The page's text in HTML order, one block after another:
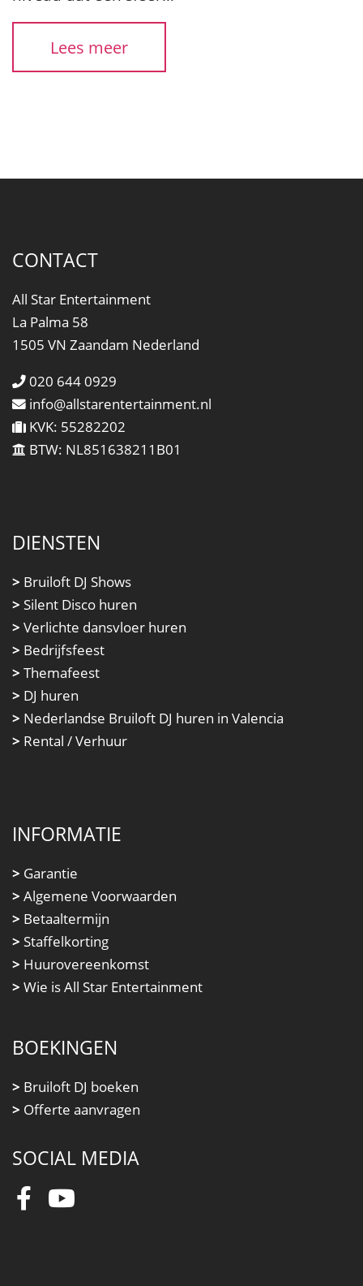
Lees meer
CONTACT
All Star Entertainment
La Palma 58
1505 VN Zaandam Nederland
020 644 0929
info@allstarentertainment.nl
KVK: 55282202
BTW: NL851638211B01
DIENSTEN
> Bruiloft DJ Shows
> Silent Disco huren
> Verlichte dansvloer huren
> Bedrijfsfeest
> Themafeest
> DJ huren
> Nederlandse Bruiloft DJ huren in Valencia
> Rental / Verhuur
INFORMATIE
> Garantie
> Algemene Voorwaarden
> Betaaltermijn
> Staffelkorting
> Huurovereenkomst
> Wie is All Star Entertainment
BOEKINGEN
> Bruiloft DJ boeken
> Offerte aanvragen
SOCIAL MEDIA